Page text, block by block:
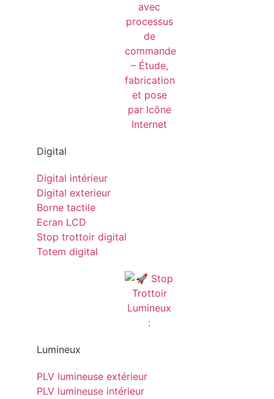
Digital
Digital intérieur
Digital exterieur
Borne tactile
Ecran LCD
Stop trottoir digital
Totem digital
Lumineux
PLV lumineuse extérieur
PLV lumineuse intérieur